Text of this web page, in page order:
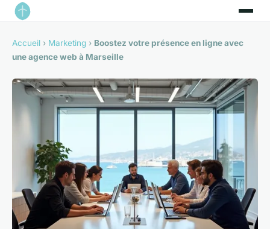
Accueil › Marketing › Boostez votre présence en ligne avec
une agence web à Marseille